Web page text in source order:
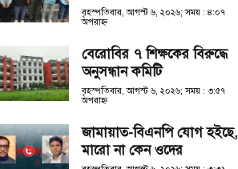
বৃহস্পতিবার, আগস্ট ৬, ২০২৬; সময় : ৪:০৭
অপরাহ্ণ
বেরোবির ৭ শিক্ষকের বিরুদ্ধে
অনুসন্ধান কমিটি
বৃহস্পতিবার, আগস্ট ৬, ২০২৬; সময় : ৩:৫৭
অপরাহ্ণ
জামায়াত-বিএনপি যোগ হইছে,
মারো না কেন ওদের